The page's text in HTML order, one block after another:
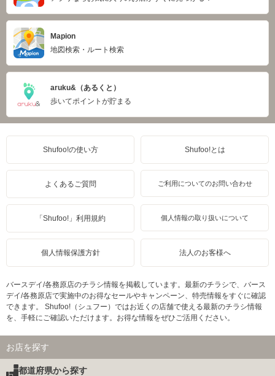
Mapion
地図検索・ルート検索
aruku&（あるくと）
歩いてポイントが貯まる
Shufoo!の使い方 Shufoo!とは
よくあるご質問 ご利用についてのお問い合わせ
「Shufoo!」利用規約 個人情報の取り扱いについて
個人情報保護方針 法人のお客様へ
バースデイ/各務原店のチラシ情報を掲載しています。最新のチラシで、バース
デイ/各務原店で実施中のお得なセールやキャンペーン、特売情報をすぐに確認
できます。 Shufoo!（シュフー）ではお近くの店舗で使える最新のチラシ情報
を、手軽にご確認いただけます。お得な情報をぜひご活用ください。
お店を探す
都道府県から探す